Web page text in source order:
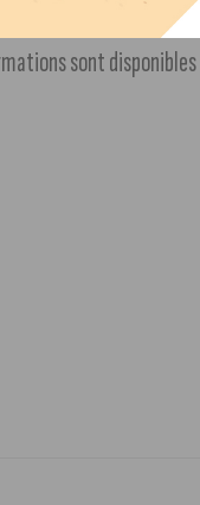
en y associant
un
sont